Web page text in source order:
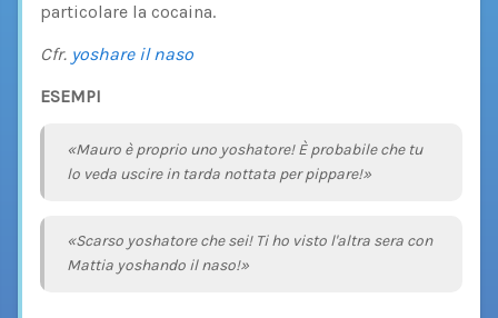
particolare la cocaina.
Cfr. yoshare il naso
ESEMPI
«Mauro è proprio uno yoshatore! È probabile che tu
lo veda uscire in tarda nottata per pippare!»
«Scarso yoshatore che sei! Ti ho visto l'altra sera con
Mattia yoshando il naso!»